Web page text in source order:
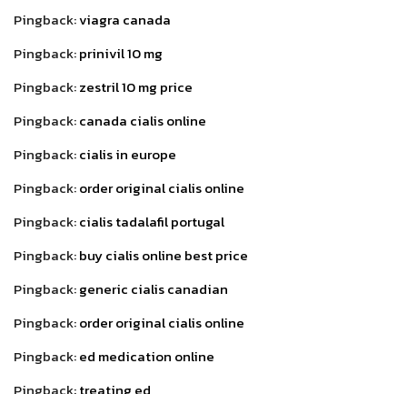
Pingback:viagra canada
Pingback:prinivil 10 mg
Pingback:zestril 10 mg price
Pingback:canada cialis online
Pingback:cialis in europe
Pingback:order original cialis online
Pingback:cialis tadalafil portugal
Pingback:buy cialis online best price
Pingback:generic cialis canadian
Pingback:order original cialis online
Pingback:ed medication online
Pingback:treating ed